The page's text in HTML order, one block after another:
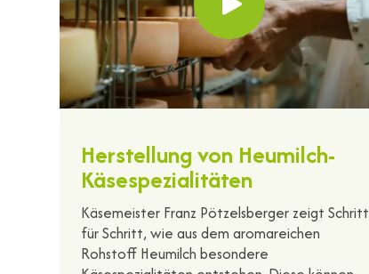
Herstellung von Heumilch-
Käsespezialitäten
Käsemeister Franz Pötzelsberger zeigt Schritt
für Schritt, wie aus dem aromareichen
Rohstoff Heumilch besondere